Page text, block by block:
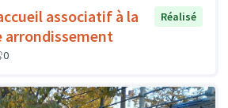
associatif à la
arrondissement
Réalisé
0